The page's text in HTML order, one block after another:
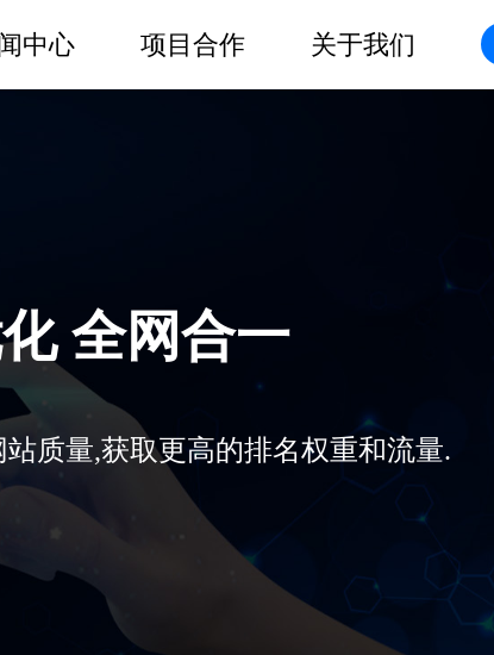
中心 项目合作 关于我们
全网合一
质量,获取更高的排名权重和流量.